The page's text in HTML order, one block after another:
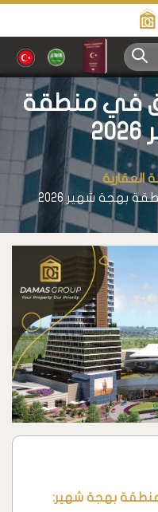
في منطقة
العقارية
بهجة شهير 2026
بهجة شهير: